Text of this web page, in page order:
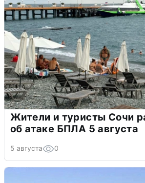
Жители и туристы Сочи
об атаке БПЛА 5 августа
5 августа 0